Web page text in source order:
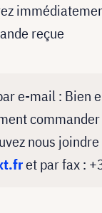
reçue
e-mail : Bien
nous
et par fax :